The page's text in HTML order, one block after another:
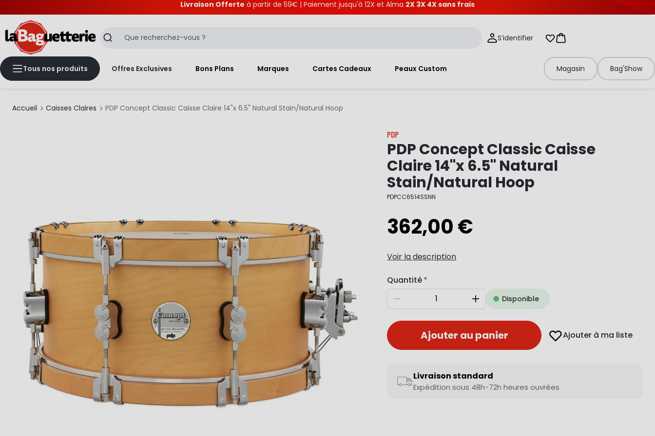
Livraison Offerte à partir de 59€ | Paiement jusqu'à 12X et Alma 2X 3X 4X sans frais
Recherche S’identifier Mes listes d'envies
Panier
Tous nos produits Offres Exclusives Bons Plans Marques Cartes Cadeaux Peaux Custom Magasin Bag'Show
Accueil Caisses Claires PDP Concept Classic Caisse Claire 14"x 6.5" Natural Stain/Natural Hoop
PDP
PDP Concept Classic Caisse
Claire 14"x 6.5" Natural
Stain/Natural Hoop
PDPCC6514SSNN
362,00 €
Voir la description
Quantité
Diminuer AugmenterDisponible
Ajouter au panier Ajouter à ma liste
Livraison standard
Expédition sous 48h-72h heures ouvrées